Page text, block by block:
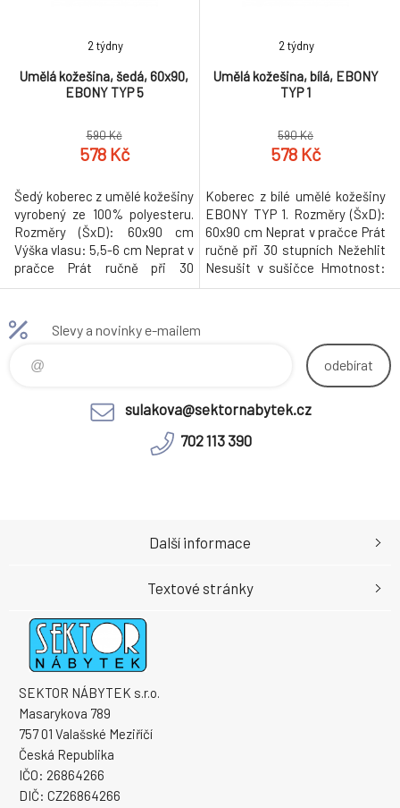
Umělá kožešina, šedá, 60x90,
EBONY TYP 5
2 týdny
590 Kč
578 Kč
Šedý koberec z umělé kožešiny
vyrobený ze 100% polyesteru.
Rozměry (ŠxD): 60x90 cm
Výška vlasu: 5,5-6 cm Neprat v
pračce Prát ručně při 30
stupních Nežehlit Nesušit v
Umělá kožešina, bílá, EBONY
TYP 1
2 týdny
590 Kč
578 Kč
Koberec z bílé umělé kožešiny
EBONY TYP 1. Rozměry (ŠxD):
60x90 cm Neprat v pračce Prát
ručně při 30 stupních Nežehlit
Nesušit v sušičce Hmotnost:
1kg
Slevy a novinky e-mailem
odebírat
sulakova@sektornabytek.cz
702 113 390
SEKTOR NÁBYTEK s.r.o.
Masarykova 789
757 01 Valašské Meziříčí
Česká Republika
IČO: 26864266
DIČ: CZ26864266
Další informace
Textové stránky